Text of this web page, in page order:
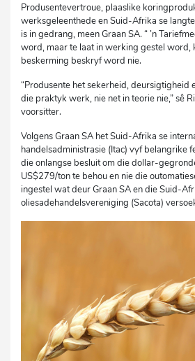
Produsentevertroue, plaaslike
werksgeleenthede en Suid-Afrika se
is in gedrang, meen Graan SA. “ ’n
word, maar te laat in werking gestel word,
beskerming beskryf word nie.
“Produsente het sekerheid, deursigtigheid
die praktyk werk, nie net in teorie nie,” sê
voorsitter.
Volgens Graan SA het Suid-Afrika se
handelsadministrasie (Itac) vyf belangrike
die onlangse besluit om die dollar-
US$279/ton te behou en nie die
ingestel wat deur Graan SA en die Suid-
oliesadehandelsvereniging (Sacota)